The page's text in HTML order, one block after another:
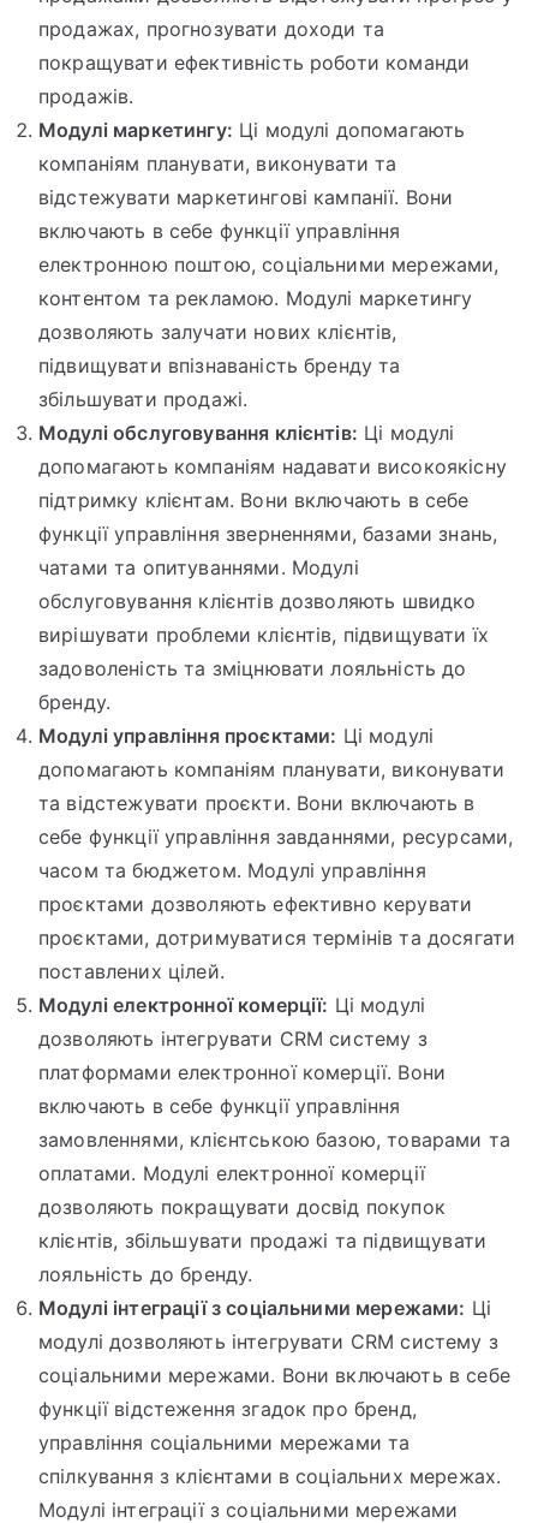
продажах, прогнозувати доходи та
покращувати ефективність роботи команди
продажів.
Модулі маркетингу: Ці модулі допомагають
компаніям планувати, виконувати та
відстежувати маркетингові кампанії. Вони
включають в себе функції управління
електронною поштою, соціальними мережами,
контентом та рекламою. Модулі маркетингу
дозволяють залучати нових клієнтів,
підвищувати впізнаваність бренду та
збільшувати продажі.
Модулі обслуговування клієнтів: Ці модулі
допомагають компаніям надавати високоякісну
підтримку клієнтам. Вони включають в себе
функції управління зверненнями, базами знань,
чатами та опитуваннями. Модулі
обслуговування клієнтів дозволяють швидко
вирішувати проблеми клієнтів, підвищувати їх
задоволеність та зміцнювати лояльність до
бренду.
Модулі управління проєктами: Ці модулі
допомагають компаніям планувати, виконувати
та відстежувати проєкти. Вони включають в
себе функції управління завданнями, ресурсами,
часом та бюджетом. Модулі управління
проєктами дозволяють ефективно керувати
проєктами, дотримуватися термінів та досягати
поставлених цілей.
Модулі електронної комерції: Ці модулі
дозволяють інтегрувати CRM систему з
платформами електронної комерції. Вони
включають в себе функції управління
замовленнями, клієнтською базою, товарами та
оплатами. Модулі електронної комерції
дозволяють покращувати досвід покупок
клієнтів, збільшувати продажі та підвищувати
лояльність до бренду.
Модулі інтеграції з соціальними мережами: Ці
модулі дозволяють інтегрувати CRM систему з
соціальними мережами. Вони включають в себе
функції відстеження згадок про бренд,
управління соціальними мережами та
спілкування з клієнтами в соціальних мережах.
Модулі інтеграції з соціальними мережами